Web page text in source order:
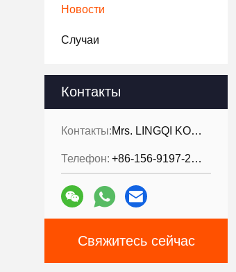
Новости
Случаи
Контакты
Контакты: Mrs. LINGQI KONG
Телефон: +86-156-9197-2150
Свяжитесь сейчас